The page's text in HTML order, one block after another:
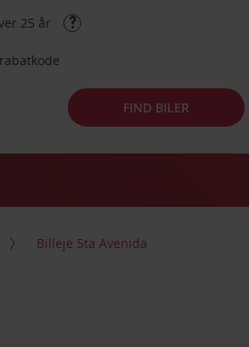
25 år
FIND BILER
Billeje 5ta Avenida